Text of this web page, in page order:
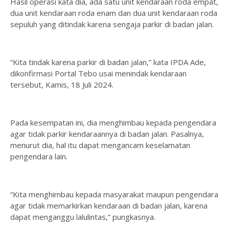
dua unit kendaraan roda enam dan dua unit kendaraan roda
sepuluh yang ditindak karena sengaja parkir di badan jalan.
“Kita tindak karena parkir di badan jalan,” kata IPDA Ade,
dikonfirmasi Portal Tebo usai menindak kendaraan
tersebut, Kamis, 18 Juli 2024.
Pada kesempatan ini, dia menghimbau kepada pengendara
agar tidak parkir kendaraannya di badan jalan. Pasalnya,
menurut dia, hal itu dapat mengancam keselamatan
pengendara lain.
“Kita menghimbau kepada masyarakat maupun pengendara
agar tidak memarkirkan kendaraan di badan jalan, karena
dapat menganggu lalulintas,” pungkasnya.